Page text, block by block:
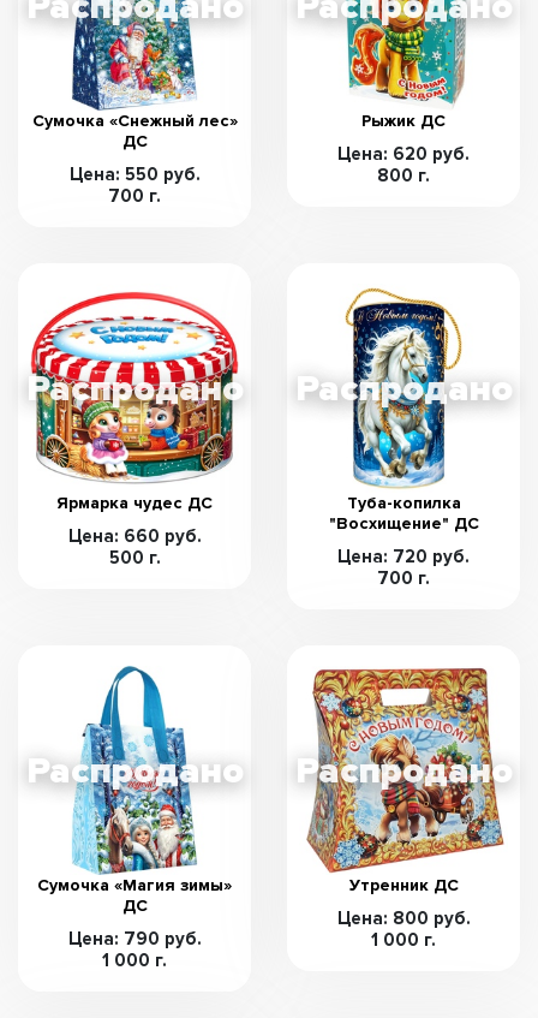
Сумочка «Снежный лес»
ДС
Цена: 550 руб.
700 г.
Рыжик ДС
Цена: 620 руб.
800 г.
Ярмарка чудес ДС
Цена: 660 руб.
500 г.
Туба-копилка
"Восхищение" ДС
Цена: 720 руб.
700 г.
Сумочка «Магия зимы»
ДС
Цена: 790 руб.
1 000 г.
Утренник ДС
Цена: 800 руб.
1 000 г.